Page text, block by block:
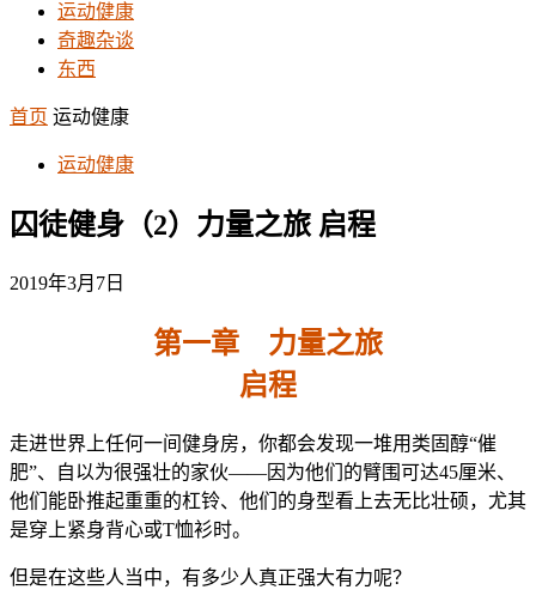
运动健康
奇趣杂谈
东西
首页 运动健康
运动健康
囚徒健身（2）力量之旅 启程
2019年3月7日
第一章 力量之旅
启程
走进世界上任何一间健身房，你都会发现一堆用类固醇“催
肥”、自以为很强壮的家伙——因为他们的臂围可达45厘米、
他们能卧推起重重的杠铃、他们的身型看上去无比壮硕，尤其
是穿上紧身背心或T恤衫时。
但是在这些人当中，有多少人真正强大有力呢？